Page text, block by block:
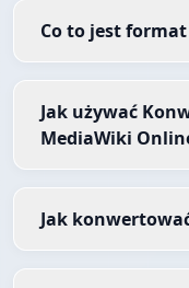
Co to jest
Jak używać
MediaWiki
Jak